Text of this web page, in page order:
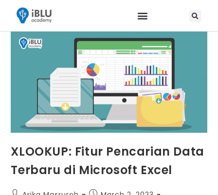
XLOOKUP: Fitur Pencarian Data
Terbaru di Microsoft Excel